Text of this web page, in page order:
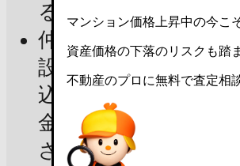
るものではありませ
仲介手数料：宅建業
設定された上限金額
込）で試算していま
金額は不動産会社に
さい
マンション価格上昇中の今こ
資産価格の下落のリスクも踏
不動産のプロに無料で査定相